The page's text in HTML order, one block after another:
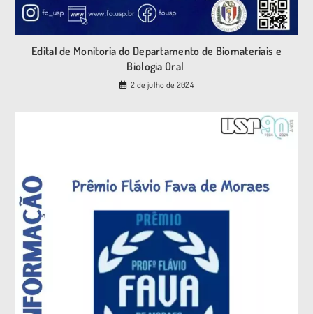
Edital de Monitoria do Departamento de Biomateriais e
Biologia Oral
2 de julho de 2024